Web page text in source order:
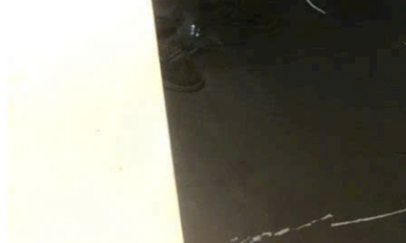
Đá Bàn Bếp
Đá Lát Nền
Đá Bàn Bếp Cao Cấp
Đá Ốp Mặt Tiền
Đá Ốp Thang Máy
Đá Ốp Bàn Bếp Nhân Tạo
Đá Ốp Bếp Tự Nhiên
Tranh Đá Granite Đối Xứng